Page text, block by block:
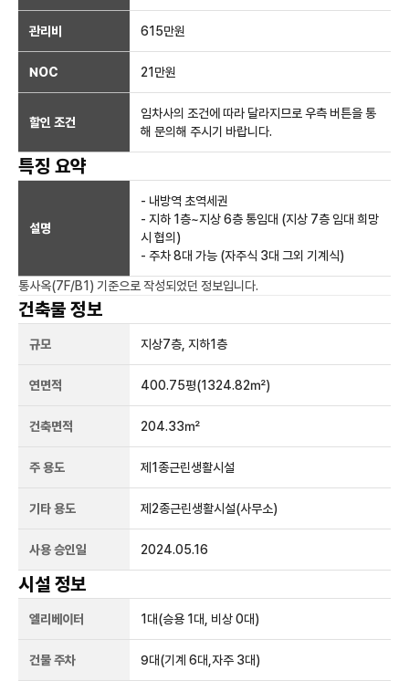
관리비 615만원
NOC 21만원
할인 조건
임차사의 조건에 따라 달라지므로 우측 버튼을 통
해 문의해 주시기 바랍니다.
특징 요약
설명
- 내방역 초역세권
- 지하 1층~지상 6층 통임대 (지상 7층 임대 희망
시 협의)
- 주차 8대 가능 (자주식 3대 그외 기계식)
통사옥(7F/B1) 기준으로 작성되었던 정보입니다.
건축물 정보
규모 지상7층, 지하1층
연면적 400.75평(1324.82㎡)
건축면적 204.33㎡
주 용도 제1종근린생활시설
기타 용도 제2종근린생활시설(사무소)
사용 승인일 2024.05.16
시설 정보
엘리베이터 1 대(승용 1대, 비상 0대)
건물 주차 9대(기계 6대,자주 3대)